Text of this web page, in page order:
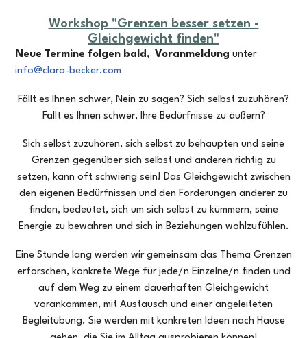
Workshop "Grenzen besser setzen -
Gleichgewicht finden"
Neue Termine folgen bald, Voranmeldung unter
info@clara-becker.com
Fällt es Ihnen schwer, Nein zu sagen? Sich selbst zuzuhören?
Fällt es Ihnen schwer, Ihre Bedürfnisse zu äußern?
Sich selbst zuzuhören, sich selbst zu behaupten und seine
Grenzen gegenüber sich selbst und anderen richtig zu
setzen, kann oft schwierig sein! Das Gleichgewicht zwischen
den eigenen Bedürfnissen und den Forderungen anderer zu
finden, bedeutet, sich um sich selbst zu kümmern, seine
Energie zu bewahren und sich in Beziehungen wohlzufühlen.
Eine Stunde lang werden wir gemeinsam das Thema Grenzen
erforschen, konkrete Wege für jede/n Einzelne/n finden und
auf dem Weg zu einem dauerhaften Gleichgewicht
vorankommen, mit Austausch und einer angeleiteten
Begleitübung. Sie werden mit konkreten Ideen nach Hause